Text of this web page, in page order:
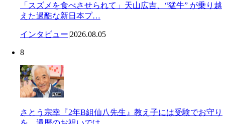
「スズメを食べさせられて」天山広吉、“猛牛” が乗り越
えた過酷な新日本プ…
インタビュー|2026.08.05
8
さとう宗幸『2年B組仙八先生』教え子には受験でお守り